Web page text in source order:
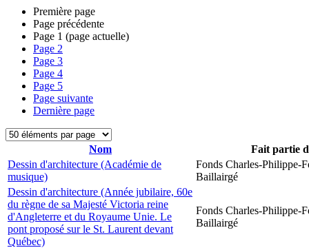
Première page
Page précédente
Page 1 (page actuelle)
Page 2
Page 3
Page 4
Page 5
Page suivante
Dernière page
Nom
Fait partie
Dessin d'architecture (Académie de
musique)
Fonds Charles-Philippe-
Baillairgé
Dessin d'architecture (Année jubilaire, 60e
du règne de sa Majesté Victoria reine
d'Angleterre et du Royaume Unie. Le
pont proposé sur le St. Laurent devant
Québec)
Fonds Charles-Philippe-
Baillairgé